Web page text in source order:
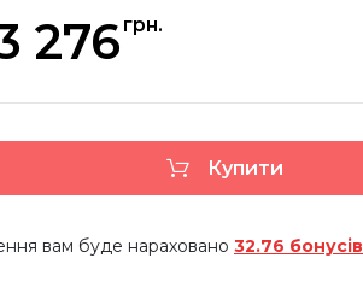
276 грн.
Купити
вам буде нараховано 32.76 бонусів